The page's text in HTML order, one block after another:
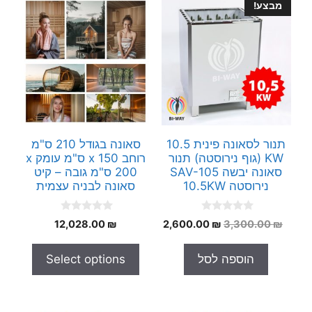
מבצע!
תנור לסאונה פינית 10.5
KW (גוף נירוסטה) תנור
סאונה יבשה SAV-105
נירוסטה 10.5KW
0
o
o
5
3,300.00₪
המחיר
היה:
3,300.00 ₪.
2,600.00 ₪
המחיר
2,600.00 ₪.
הוספה לסל
סאונה בגודל 210 ס"מ
רוחב x 150 ס"מ עומק x
200 ס"מ גובה – קיט
סאונה לבניה עצמית
0
o
o
5
12,028.00 ₪
Select options